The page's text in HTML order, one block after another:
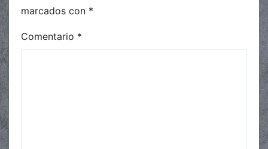
marcados con *
Comentario *